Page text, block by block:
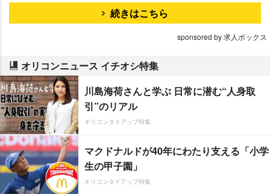
続きはこちら
sponsored by 求人ボックス
オリコンニュース イチオシ特集
川島海荷さんと学ぶ 日常に潜む“人身取
引”のリアル
オリコンタイアップ特集
マクドナルドが40年にわたり支える「小学
生の甲子園」
オリコンタイアップ特集